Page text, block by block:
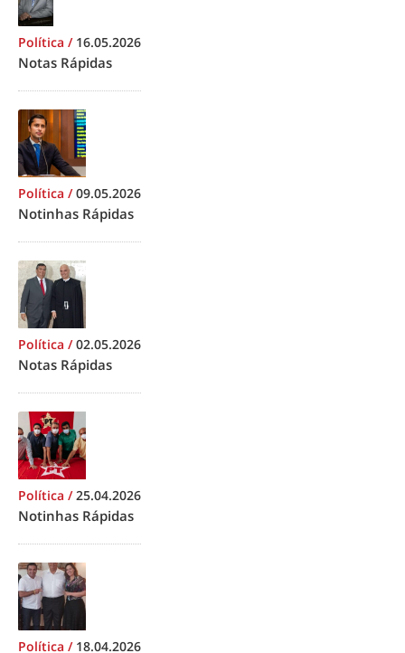
Política / 16.05.2026
Notas Rápidas
Política /09.05.2026
Notinhas Rápidas
Política /02.05.2026
Notas Rápidas
Política /25.04.2026
Notinhas Rápidas
Política / 18.04.2026